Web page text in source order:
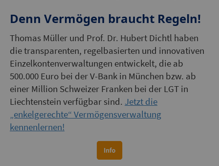
Denn Vermögen braucht Regeln!
Thomas Müller und Prof. Dr. Hubert Dichtl haben
die transparenten, regelbasierten und innovativen
Einzelkontenverwaltungen entwickelt, die ab
500.000 Euro bei der V-Bank in München bzw. ab
einer Million Schweizer Franken bei der LGT in
Liechtenstein verfügbar sind. Jetzt die
„enkelgerechte“ Vermögensverwaltung
kennenlernen!